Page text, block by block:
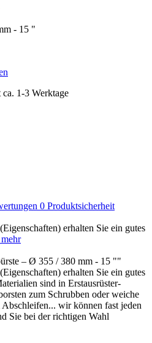
1-3 Werktage
0 Produktsicherheit
erhalten Sie ein gutes
mehr
– Ø 355 / 380 mm - 15 ""
erhalten Sie ein gutes
sind in Erstausrüster-
zum Schrubben oder weiche
wir können fast jeden
Sie bei der richtigen Wahl